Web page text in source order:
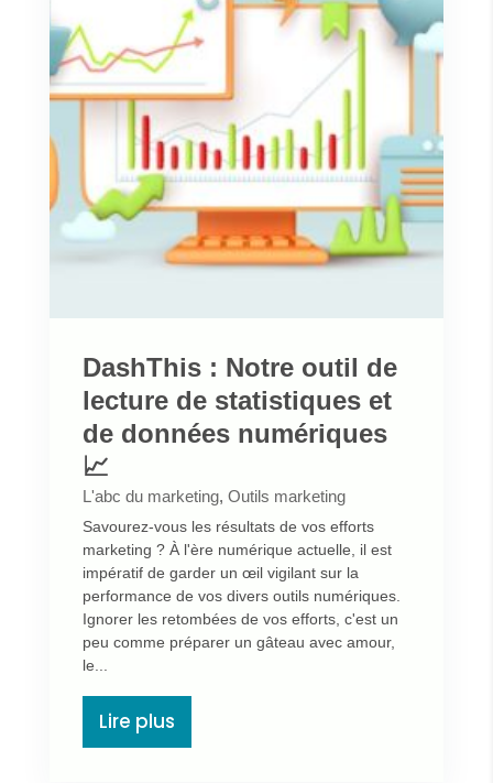
DashThis : Notre outil de
lecture de statistiques et
de données numériques
📈
L'abc du marketing, Outils marketing
Savourez-vous les résultats de vos efforts
marketing ? À l'ère numérique actuelle, il est
impératif de garder un œil vigilant sur la
performance de vos divers outils numériques.
Ignorer les retombées de vos efforts, c'est un
peu comme préparer un gâteau avec amour,
le...
Lire plus